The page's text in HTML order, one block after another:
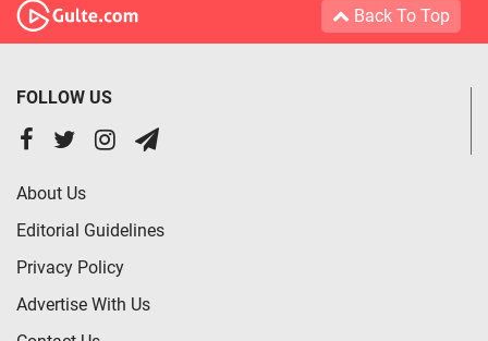
Back To Top
FOLLOW US
About Us
Editorial Guidelines
Privacy Policy
Advertise With Us